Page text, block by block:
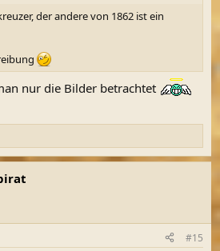
der andere von 1862 ist ein
nur die Bilder betrachtet
#15